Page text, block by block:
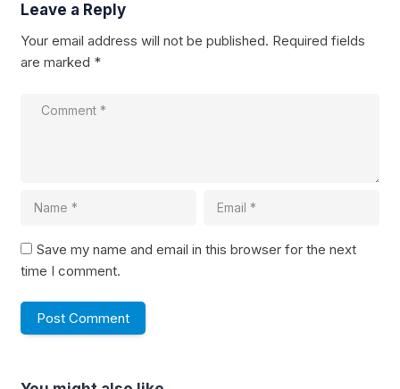
Leave a Reply
Your email address will not be published. Required fields
are marked *
Save my name and email in this browser for the next
time I comment.